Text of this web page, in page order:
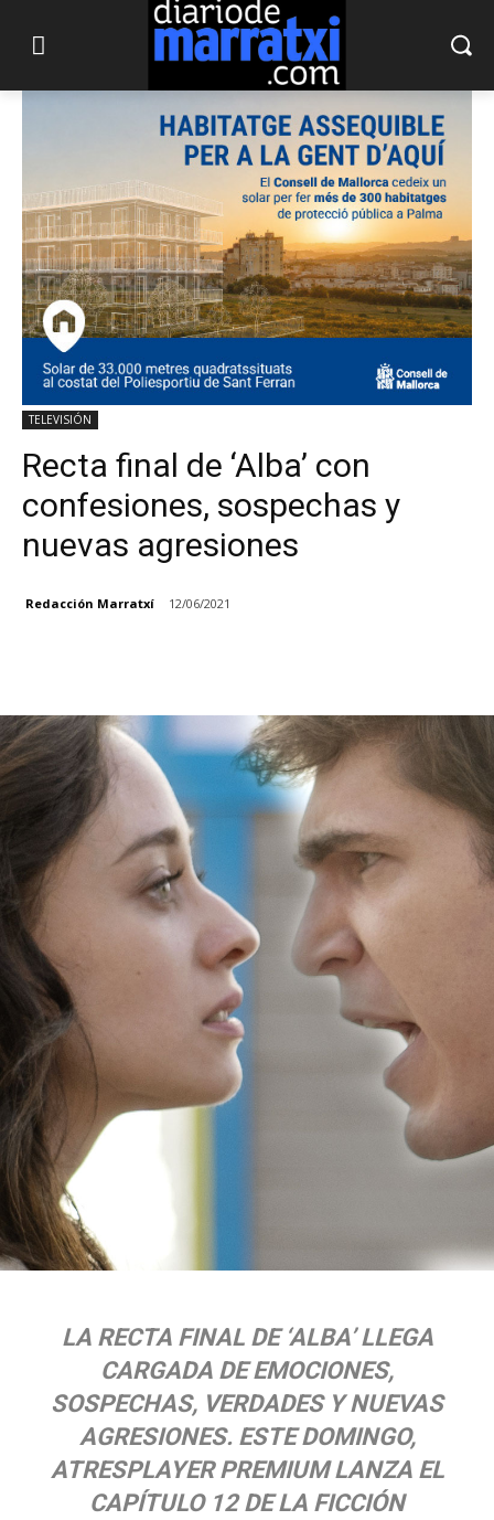
TELEVISIÓN
Recta final de ‘Alba’ con
confesiones, sospechas y
nuevas agresiones
Redacción Marratxí 12/06/2021
LA RECTA FINAL DE ‘ALBA’ LLEGA
CARGADA DE EMOCIONES,
SOSPECHAS, VERDADES Y NUEVAS
AGRESIONES. ESTE DOMINGO,
ATRESPLAYER PREMIUM LANZA EL
CAPÍTULO 12 DE LA FICCIÓN